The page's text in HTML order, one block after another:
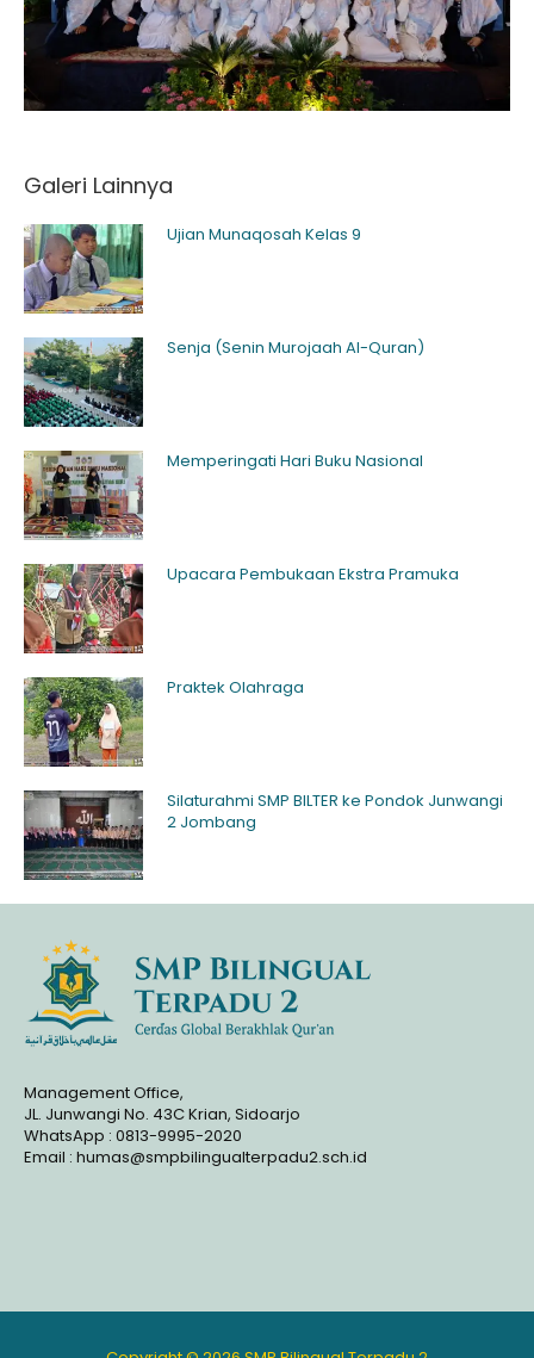
Galeri Lainnya
Ujian Munaqosah Kelas 9
Senja (Senin Murojaah Al-Quran)
Memperingati Hari Buku Nasional
Upacara Pembukaan Ekstra Pramuka
Praktek Olahraga
Silaturahmi SMP BILTER ke Pondok Junwangi
2 Jombang
Management Office,
JL. Junwangi No. 43C Krian, Sidoarjo
WhatsApp : 0813-9995-2020
Email : humas@smpbilingualterpadu2.sch.id